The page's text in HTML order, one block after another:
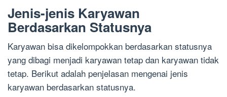
Jenis-jenis Karyawan
Berdasarkan Statusnya
Karyawan bisa dikelompokkan berdasarkan statusnya
yang dibagi menjadi karyawan tetap dan karyawan tidak
tetap. Berikut adalah penjelasan mengenai jenis
karyawan berdasarkan statusnya.